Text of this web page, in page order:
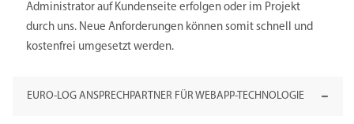
Administrator auf Kundenseite erfolgen oder im Projekt
durch uns. Neue Anforderungen können somit schnell und
kostenfrei umgesetzt werden.
EURO-LOG ANSPRECHPARTNER FÜR WEBAPP-TECHNOLOGIE